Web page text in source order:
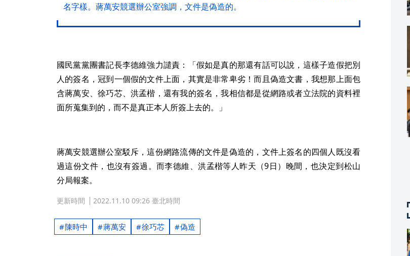
名字樣。蔣萬安競選辦公室強調，文件是偽造的。
國民黨黨團書記長李德維強力譴責：「假如是真的那還有話可以說，這樣子造假把別
人的簽名，冠到一個假的文件上面，其實是非常卑劣！而且偽造文書，我想那上面包
含蔣萬安、徐巧芯、洪孟楷，還有我的簽名，我相信都是從網路或者立法院的資料裡
面所蒐集到的，而不是真正本人所簽上去的。」
蔣萬安競選辦公室駁斥，這份網路流傳的文件是偽造的，文件上簽名的四個人既沒看
過這份文件，也沒有簽過。而李德維、洪孟楷等人昨天（9日）晚間，也決定到松山
分局報案。
更新時間 2022.11.10 09:26 臺北時間
陳時中 蔣萬安 徐巧芯 偽造